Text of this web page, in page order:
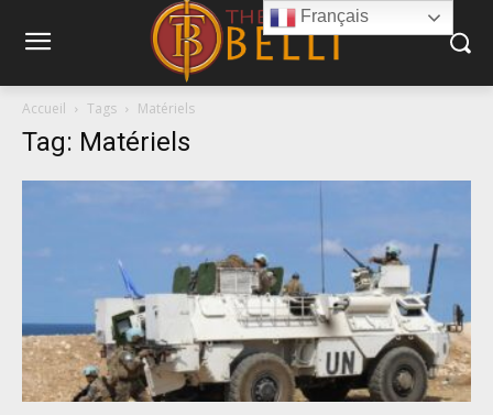
Accueil Tags Matériels
Tag: Matériels
Français